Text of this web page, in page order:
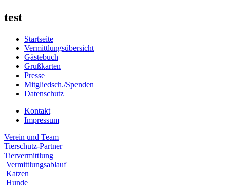
test
Startseite
Vermittlungsübersicht
Gästebuch
Grußkarten
Presse
Mitgliedsch./Spenden
Datenschutz
Kontakt
Impressum
Verein und Team
Tierschutz-Partner
Tiervermittlung
Vermittlungsablauf
Katzen
Hunde